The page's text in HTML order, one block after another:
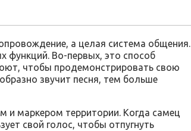
а целая система общения.
функций. Во-первых, это способ
чтобы продемонстрировать свою
звучит песня, тем больше
маркером территории. Когда самец
свой голос, чтобы отпугнуть